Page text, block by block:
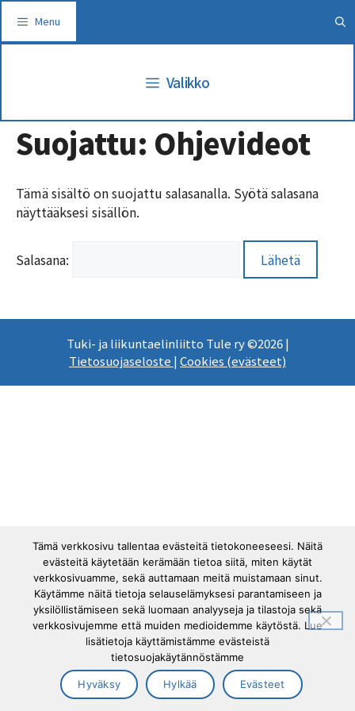
sisältöön
Menu
Valikko
Suojattu: Ohjevideot
Tämä sisältö on suojattu salasanalla. Syötä salasana
näyttääksesi sisällön.
Salasana:
Tuki- ja liikuntaelinliitto Tule ry ©2026 |
Tietosuojaseloste | Cookies (evästeet)
Tämä verkkosivu tallentaa evästeitä tietokoneeseesi. Näitä
evästeitä käytetään kerämään tietoa siitä, miten käytät
verkkosivuamme, sekä auttamaan meitä muistamaan sinut.
Käytämme näitä tietoja selauselämyksesi parantamiseen ja
yksilöllistämiseen sekä luomaan analyyseja ja tilastoja sekä
verkkosivujemme että muiden medioidemme käytöstä. Lue
lisätietoja käyttämistämme evästeistä
tietosuojakäytännöstämme
Hyväksy Hylkää Evästeet